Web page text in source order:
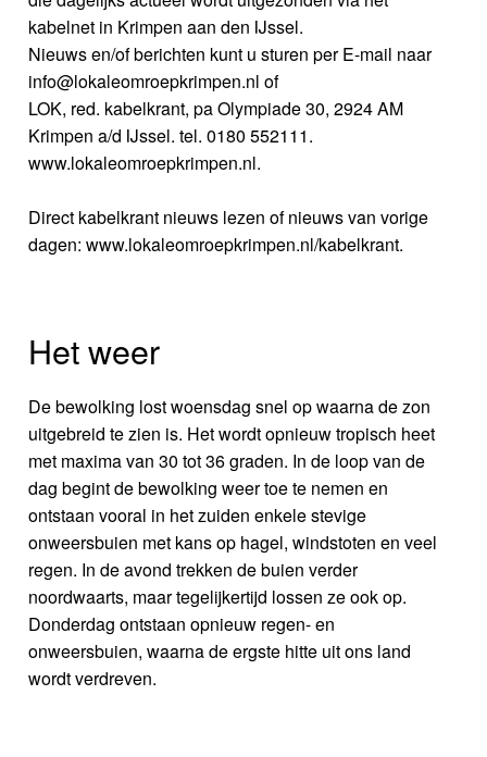
kabelnet in Krimpen aan den IJssel.
Nieuws en/of berichten kunt u sturen per E-mail naar
info@lokaleomroepkrimpen.nl of
LOK, red. kabelkrant, pa Olympiade 30, 2924 AM
Krimpen a/d IJssel. tel. 0180 552111.
www.lokaleomroepkrimpen.nl.
Direct kabelkrant nieuws lezen of nieuws van vorige
dagen: www.lokaleomroepkrimpen.nl/kabelkrant.
Het weer
De bewolking lost woensdag snel op waarna de zon
uitgebreid te zien is. Het wordt opnieuw tropisch heet
met maxima van 30 tot 36 graden. In de loop van de
dag begint de bewolking weer toe te nemen en
ontstaan vooral in het zuiden enkele stevige
onweersbuien met kans op hagel, windstoten en veel
regen. In de avond trekken de buien verder
noordwaarts, maar tegelijkertijd lossen ze ook op.
Donderdag ontstaan opnieuw regen- en
onweersbuien, waarna de ergste hitte uit ons land
wordt verdreven.